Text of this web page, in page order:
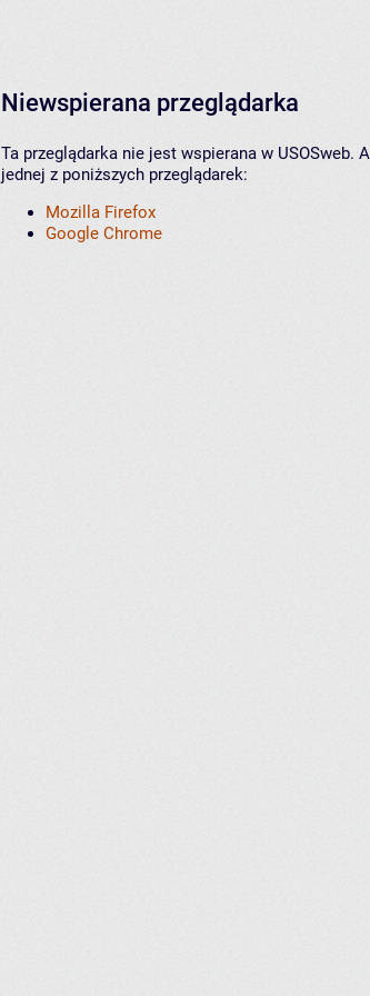
Niewspierana przeglądarka
Ta przeglądarka nie jest wspierana w
jednej z poniższych przeglądarek:
Mozilla Firefox
Google Chrome